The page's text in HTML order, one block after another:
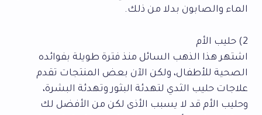
الماء والصابون بدلا من ذلك.
2) حليب الأم
اشتهر هذا الذهب السائل منذ فترة طويلة بفوائده
الصحية للأطفال، ولكن الآن بعض المنتجات تقدم
علاجات حليب الثدي لتهدئة البثور وتهدئة البشرة،
وحليب الأم قد لا يسبب الأذى لكن من الأفضل لك